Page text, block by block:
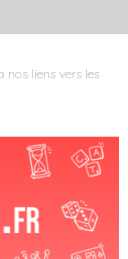
liens vers les